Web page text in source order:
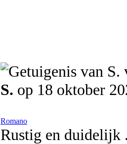
S. op 18 oktober
Romano
Rustig en